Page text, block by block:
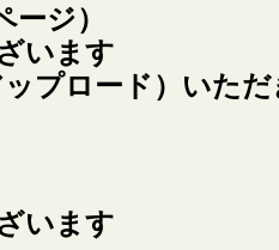
ジ）
います
プロード）いただ
います